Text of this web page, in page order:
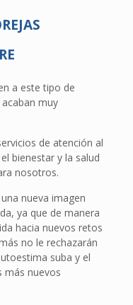
a este tipo de
acaban muy
de atención al
bienestar y la salud
nosotros.
nueva imagen
ya que de manera
hacia nuevos retos
no le rechazarán
suba y el
más nuevos